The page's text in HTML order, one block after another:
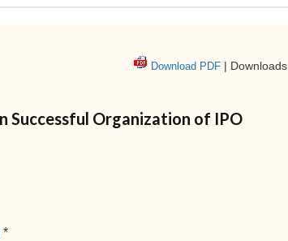
Download PDF |
Successful Organization of IPO
*